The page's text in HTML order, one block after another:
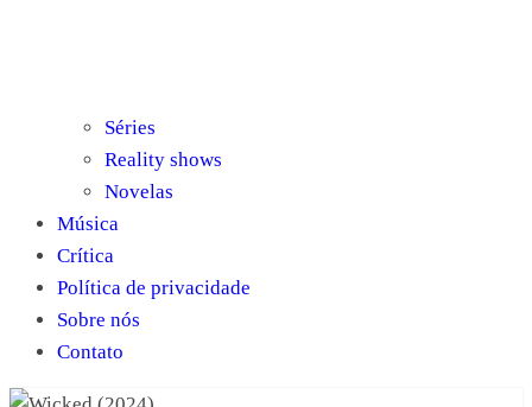
Séries
Reality shows
Novelas
Música
Crítica
Política de privacidade
Sobre nós
Contato